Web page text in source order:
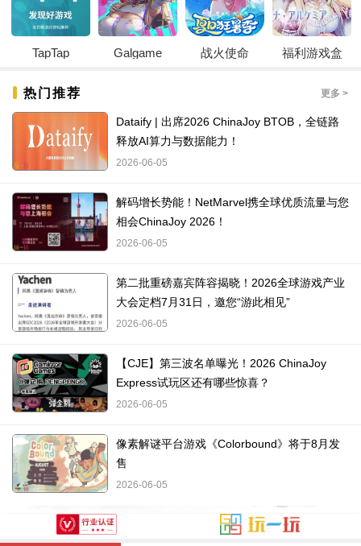
TapTap Galgame 战火使命 福利游戏盒
热门推荐 更多 >
Dataify | 出席2026 ChinaJoy BTOB，全链路
释放AI算力与数据能力！
2026-06-05
解码增长势能！NetMarvel携全球优质流量与您
相会ChinaJoy 2026！
2026-06-05
第二批重磅嘉宾阵容揭晓！2026全球游戏产业
大会定档7月31日，邀您“游此相见”
2026-06-05
【CJE】第三波名单曝光！2026 ChinaJoy
Express试玩区还有哪些惊喜？
2026-06-05
像素解谜平台游戏《Colorbound》将于8月发
售
2026-06-05